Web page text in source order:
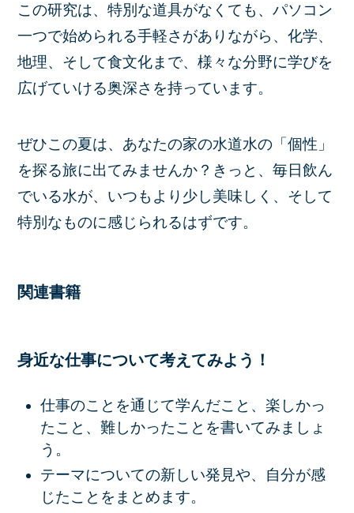
この研究は、特別な道具がなくても、パソコン
一つで始められる手軽さがありながら、化学、
地理、そして食文化まで、様々な分野に学びを
広げていける奥深さを持っています。
ぜひこの夏は、あなたの家の水道水の「個性」
を探る旅に出てみませんか？きっと、毎日飲ん
でいる水が、いつもより少し美味しく、そして
特別なものに感じられるはずです。
関連書籍
身近な仕事について考えてみよう！
仕事のことを通じて学んだこと、楽しかっ
たこと、難しかったことを書いてみましょ
う。
テーマについての新しい発見や、自分が感
じたことをまとめます。